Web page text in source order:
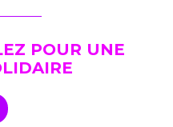
POUR UNE